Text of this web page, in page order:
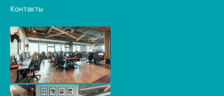
Контакты